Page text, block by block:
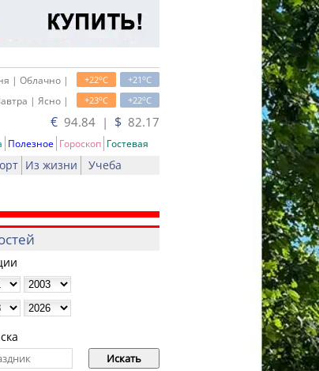
+21oC
+22oC
| Облачно |
+22oC
+23oC
| Ясно |
€ 94.84 | $ 82.17
Полезное Гороскоп Гостевая
Из жизни Учеба